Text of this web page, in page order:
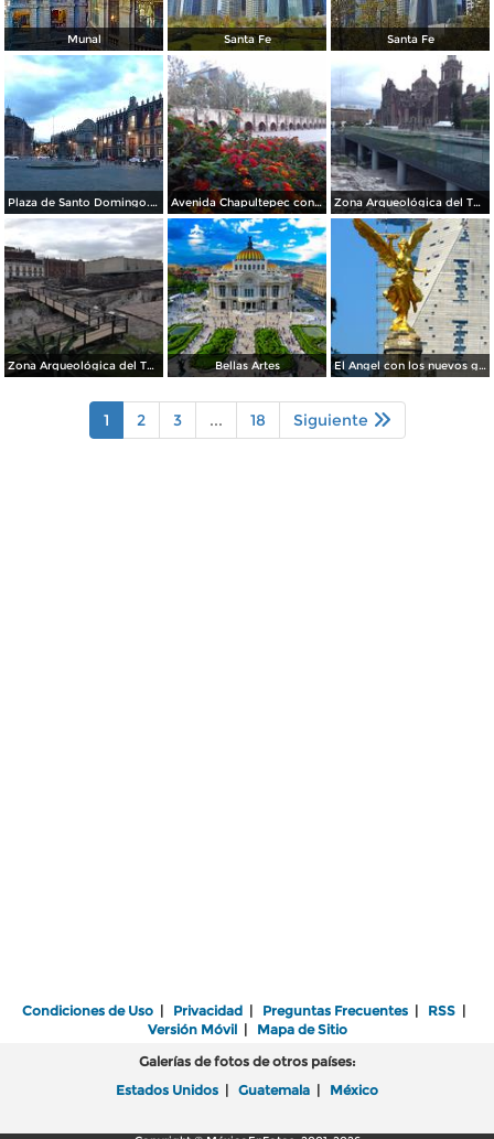
Munal Santa Fe Santa Fe
Plaza de Santo Domingo. Julio/208 Avenida Chapultepec con el acueducto. Julio/2018 Zona Arqueológica del Templo Mayor. Junio/2018
Zona Arqueológica del Templo Mayor. Junio/2018 Bellas Artes El Angel con los nuevos guardianes de reforma.
1 2 3 ... 18 Siguiente
Condiciones de Uso | Privacidad | Preguntas Frecuentes | RSS |
Versión Móvil| Mapa de Sitio
Galerías de fotos de otros países:
Estados Unidos | Guatemala | México